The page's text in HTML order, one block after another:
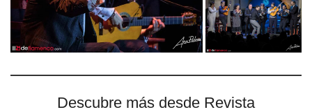
Descubre más desde Revista